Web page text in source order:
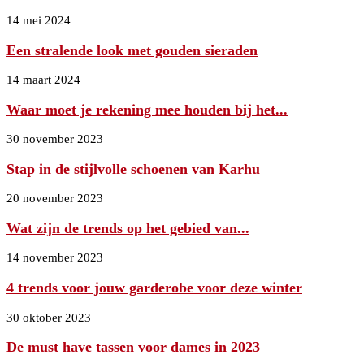
14 mei 2024
Een stralende look met gouden sieraden
14 maart 2024
Waar moet je rekening mee houden bij het...
30 november 2023
Stap in de stijlvolle schoenen van Karhu
20 november 2023
Wat zijn de trends op het gebied van...
14 november 2023
4 trends voor jouw garderobe voor deze winter
30 oktober 2023
De must have tassen voor dames in 2023